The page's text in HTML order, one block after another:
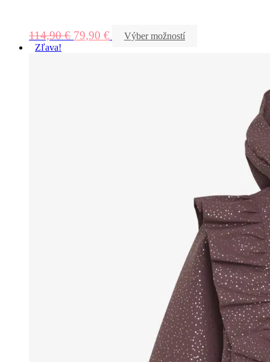
114,90€ 79,90 €
Výber možností
Zľava!